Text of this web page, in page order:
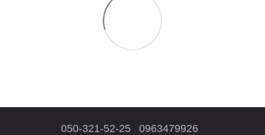
050-321-52-25 0963479926